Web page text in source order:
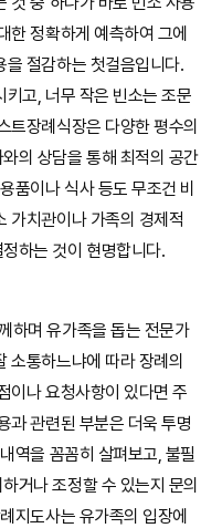
한 정확하게 예측하여 그에
을 절감하는 첫걸음입니다.
키고, 너무 작은 빈소는 조문
트장례식장은 다양한 평수의
의 상담을 통해 최적의 공간
품이나 식사 등도 무조건 비
가치관이나 가족의 경제적
하는 것이 현명합니다.
하며 유가족을 돕는 전문가
소통하느냐에 따라 장례의
이나 요청사항이 있다면 주
과 관련된 부분은 더욱 투명
역을 꼼꼼히 살펴보고, 불필
거나 조정할 수 있는지 문의
지도사는 유가족의 입장에